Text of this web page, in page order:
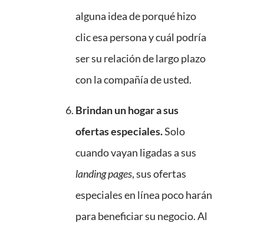
alguna idea de porqué hizo
clic esa persona y cuál podría
ser su relación de largo plazo
con la compañía de usted.
Brindan un hogar a sus
ofertas especiales.Solo
cuando vayan ligadas a sus
landing pages, sus ofertas
especiales en línea poco harán
para beneficiar su negocio. Al